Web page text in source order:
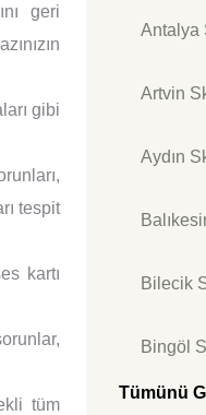
geri
gibi
tespit
kartı
tüm
Antalya
Artvin
Aydın
Bilecik
Bingöl
Tümünü